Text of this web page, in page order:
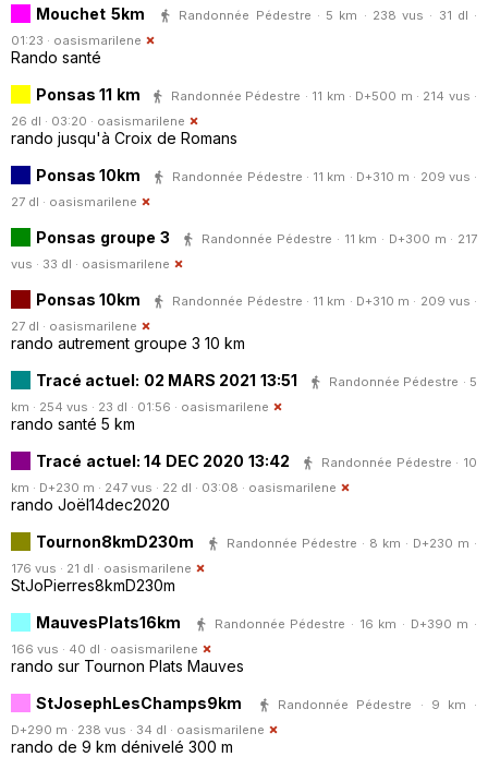
Mouchet 5km
Randonnée Pédestre · 5 km · 238 vus · 31 dl ·
01:23 · oasismarilene
Rando santé
Ponsas 11 km
Randonnée Pédestre · 11 km · D+500 m · 214 vus ·
26 dl · 03:20 · oasismarilene
rando jusqu'à Croix de Romans
Ponsas 10km
Randonnée Pédestre · 11 km · D+310 m · 209 vus ·
27 dl · oasismarilene
Ponsas groupe 3
Randonnée Pédestre · 11 km · D+300 m · 217
vus · 33 dl · oasismarilene
Ponsas 10km
Randonnée Pédestre · 11 km · D+310 m · 209 vus ·
27 dl · oasismarilene
rando autrement groupe 3 10 km
Tracé actuel: 02 MARS 2021 13:51
Randonnée Pédestre · 5
km · 254 vus · 23 dl · 01:56 · oasismarilene
rando santé 5 km
Tracé actuel: 14 DEC 2020 13:42
Randonnée Pédestre · 10
km · D+230 m · 247 vus · 22 dl · 03:08 · oasismarilene
rando Joël14dec2020
Tournon8kmD230m
Randonnée Pédestre · 8 km · D+230 m ·
176 vus · 21 dl · oasismarilene
StJoPierres8kmD230m
MauvesPlats16km
Randonnée Pédestre · 16 km · D+390 m ·
166 vus · 40 dl · oasismarilene
rando sur Tournon Plats Mauves
StJosephLesChamps9km
Randonnée Pédestre · 9 km ·
D+290 m · 238 vus · 34 dl · oasismarilene
rando de 9 km dénivelé 300 m